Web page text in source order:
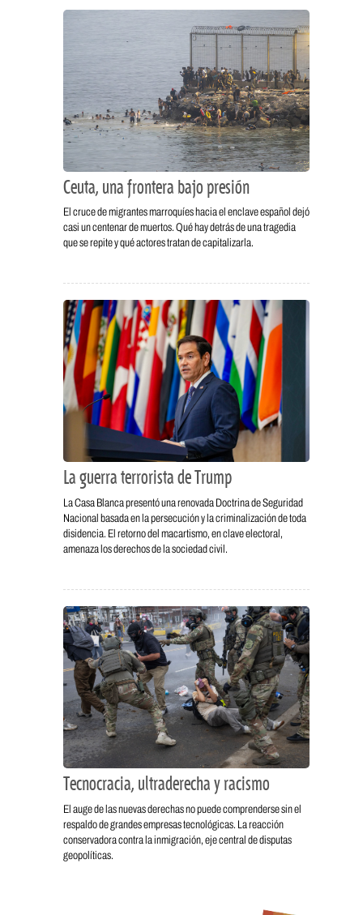
Ceuta, una frontera bajo presión
El cruce de migrantes marroquíes hacia el enclave español dejó
casi un centenar de muertos. Qué hay detrás de una tragedia
que se repite y qué actores tratan de capitalizarla.
La guerra terrorista de Trump
La Casa Blanca presentó una renovada Doctrina de Seguridad
Nacional basada en la persecución y la criminalización de toda
disidencia. El retorno del macartismo, en clave electoral,
amenaza los derechos de la sociedad civil.
Tecnocracia, ultraderecha y racismo
El auge de las nuevas derechas no puede comprenderse sin el
respaldo de grandes empresas tecnológicas. La reacción
conservadora contra la inmigración, eje central de disputas
geopolíticas.